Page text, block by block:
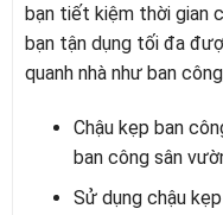
bạn tiết kiệm thời gian
bạn tận dụng tối đa
quanh nhà như ban
Chậu kẹp ban
ban công sân
Sử dụng chậu